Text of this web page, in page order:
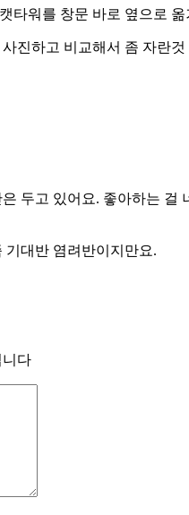
타워를 창문 바로 옆으로
진하고 비교해서 좀 자란
두고 있어요. 좋아하는
기대반 염려반이지만요.
니다